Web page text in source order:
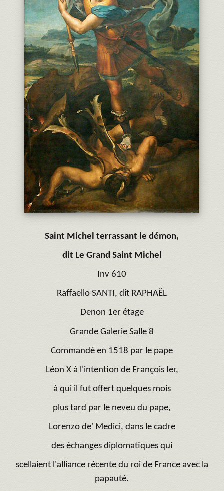
Saint Michel terrassant le démon,
dit Le Grand Saint Michel
Inv 610
Raffaello SANTI, dit RAPHAËL
Denon 1er étage
Grande Galerie Salle 8
Commandé en 1518 par le pape
Léon X à l'intention de François Ier,
à qui il fut offert quelques mois
plus tard par le neveu du pape,
Lorenzo de' Medici, dans le cadre
des échanges diplomatiques qui
scellaient l'alliance récente du roi de France avec la
papauté.